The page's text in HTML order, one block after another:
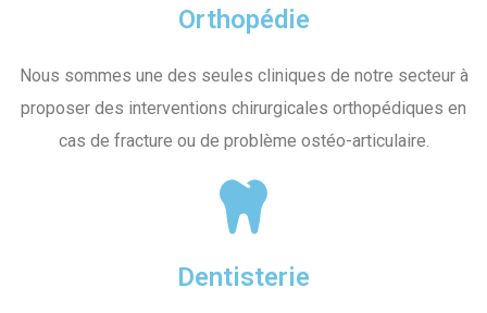
Orthopédie
Nous sommes une des seules cliniques de notre secteur à
proposer des interventions chirurgicales orthopédiques en
cas de fracture ou de problème ostéo-articulaire.
Dentisterie